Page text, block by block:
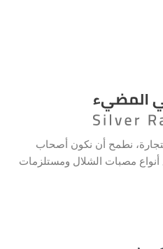
نطمح أن نكون أصحاب
أنواع مصبات الشلال ومستلزمات